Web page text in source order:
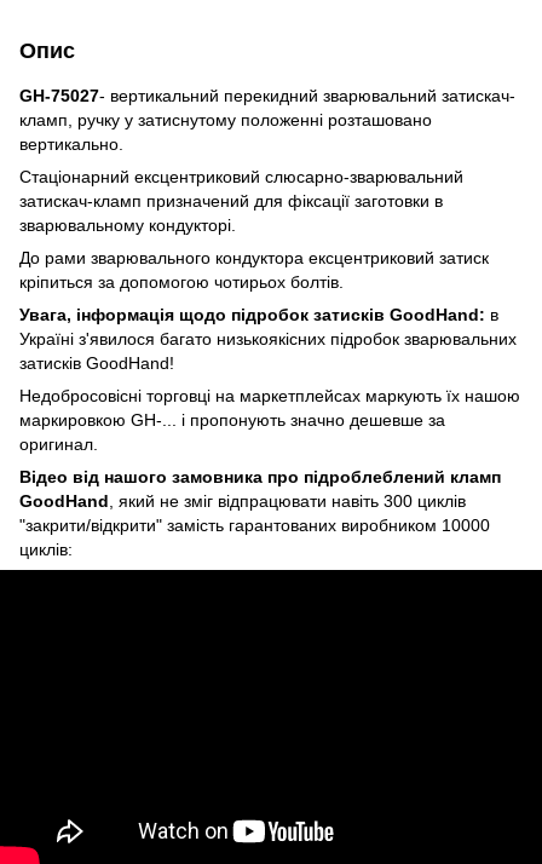
Опис
GH-75027- вертикальний перекидний зварювальний затискач-
кламп, ручку у затиснутому положенні розташовано
вертикально.
Стаціонарний ексцентриковий слюсарно-зварювальний
затискач-кламп призначений для фіксації заготовки в
зварювальному кондукторі.
До рами зварювального кондуктора ексцентриковий затиск
кріпиться за допомогою чотирьох болтів.
Увага, інформація щодо підробок затисків GoodHand: в
Україні з'явилося багато низькоякісних підробок зварювальних
затисків GoodHand!
Недобросовісні торговці на маркетплейсах маркують їх нашою
маркировкою GH-... і пропонують значно дешевше за
оригинал.
Відео від нашого замовника про підроблеблений кламп
GoodHand , який не зміг відпрацювати навіть 300 циклів
"закрити/відкрити" замість гарантованих виробником 10000
циклів: